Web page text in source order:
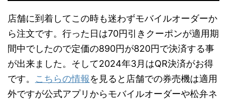
店舗に到着してこの時も迷わずモバイルオーダーか
ら注文です。行った日は70円引きクーポンが適用期
間中でしたので定価の890円が820円で決済する事
が出来ました。そして2024年3月はQR決済がお得
です。 こちらの情報を見ると店舗での券売機は適用
外ですが公式アプリからモバイルオーダーや松弁ネ